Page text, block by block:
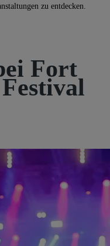
zu entdecken.
Fort